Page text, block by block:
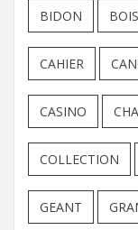
BIDON BOIS
CAHIER
CASINO
COLLECTION
GEANT